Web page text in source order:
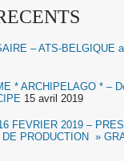
– ATS-BELGIQUE
* ARCHIPELAGO * –
15 avril 2019
FEVRIER 2019 –
PRODUCTION »